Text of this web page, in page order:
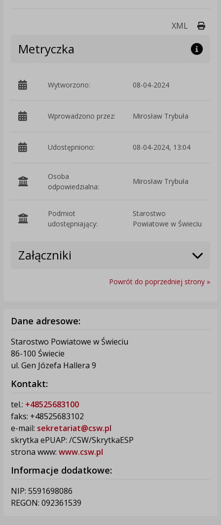
XML
Metryczka
Wytworzono: 08-04-2024
Wprowadzono przez: Mirosław Trybuła
Udostępniono: 08-04-2024, 13:04
Osoba
odpowiedzialna:
Mirosław Trybuła
Podmiot
udostępniający:
Starostwo
Powiatowe w Świeciu
Załączniki
Powrót do poprzedniej strony »
Dane adresowe:
Starostwo Powiatowe w Świeciu
86-100 Świecie
ul. Gen Józefa Hallera 9
Kontakt:
tel.: +48525683100
faks: +48525683102
e-mail: sekretariat@csw.pl
skrytka ePUAP: /CSW/SkrytkaESP
strona www: www.csw.pl
Informacje dodatkowe:
NIP: 5591698086
REGON: 092361539